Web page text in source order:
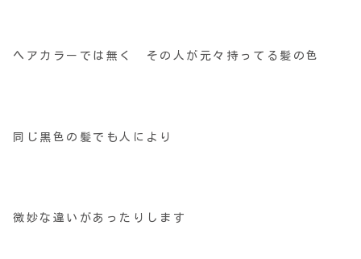
ヘアカラーでは無く その人が元々持ってる髪の色
同じ黒色の髪でも人により
微妙な違いがあったりします